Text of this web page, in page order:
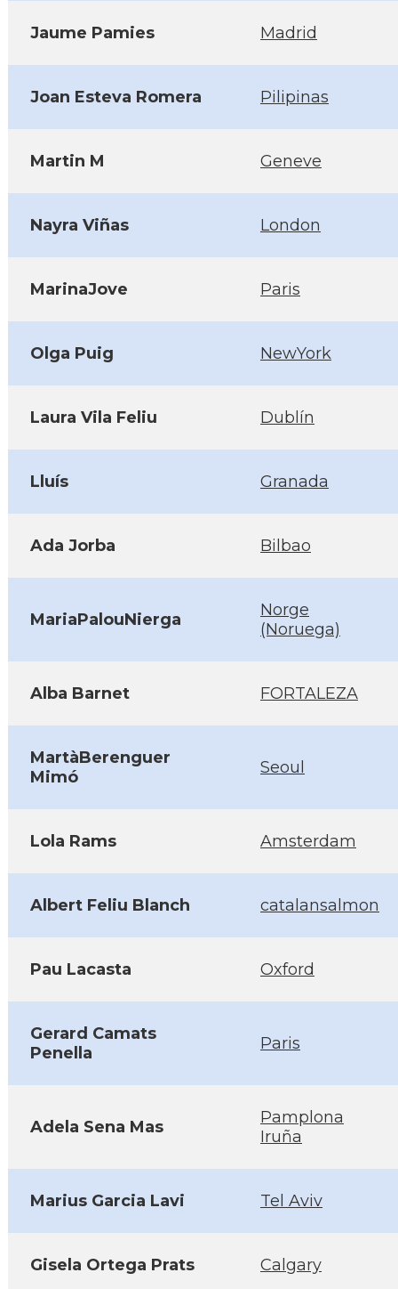
Jaume Pamies Madrid
Joan Esteva Romera Pilipinas
Martin M Geneve
Nayra Viñas London
MarinaJove Paris
Olga Puig NewYork
Laura Vila Feliu Dublín
Lluís Granada
Ada Jorba Bilbao
MariaPalouNierga
Norge
(Noruega)
Alba Barnet FORTALEZA
MartàBerenguer
Mimó
Seoul
Lola Rams Amsterdam
Albert Feliu Blanch catalansalmon
Pau Lacasta Oxford
Gerard Camats
Penella
Paris
Adela Sena Mas
Pamplona
Iruña
Marius Garcia Lavi Tel Aviv
Gisela Ortega Prats Calgary